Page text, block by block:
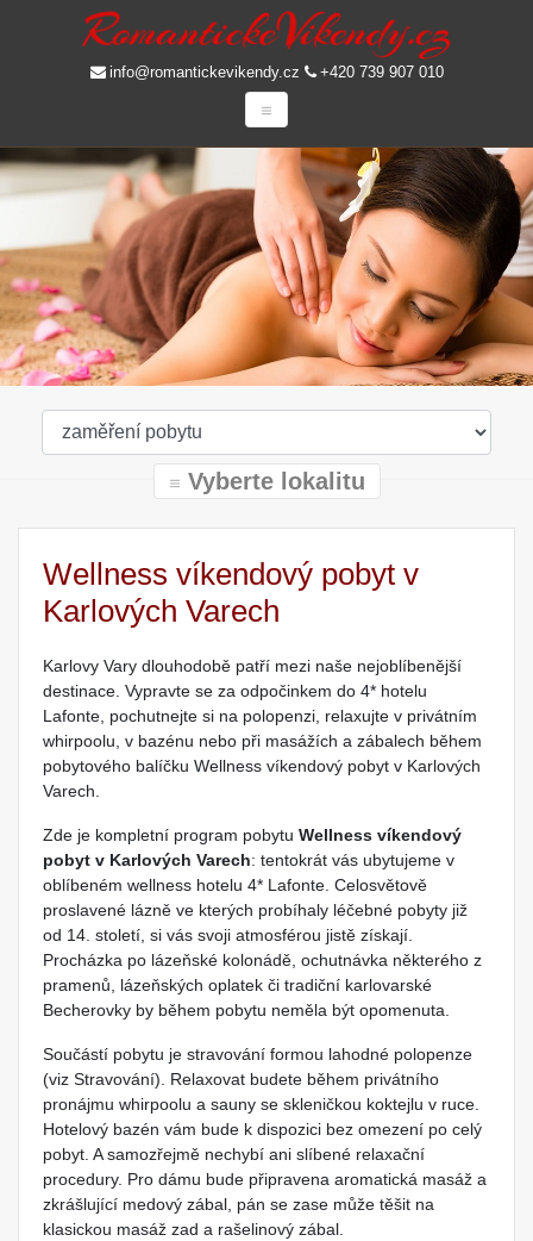
info@romantickevikendy.cz +420 739 907 010
Vyberte lokalitu
Wellness víkendový pobyt v
Karlových Varech
Karlovy Vary dlouhodobě patří mezi naše nejoblíbenější
destinace. Vypravte se za odpočinkem do 4* hotelu
Lafonte, pochutnejte si na polopenzi, relaxujte v privátním
whirpoolu, v bazénu nebo při masážích a zábalech během
pobytového balíčku Wellness víkendový pobyt v Karlových
Varech.
Zde je kompletní program pobytu Wellness víkendový
pobyt v Karlových Varech: tentokrát vás ubytujeme v
oblíbeném wellness hotelu 4* Lafonte. Celosvětově
proslavené lázně ve kterých probíhaly léčebné pobyty již
od 14. století, si vás svoji atmosférou jistě získají.
Procházka po lázeňské kolonádě, ochutnávka některého z
pramenů, lázeňských oplatek či tradiční karlovarské
Becherovky by během pobytu neměla být opomenuta.
Součástí pobytu je stravování formou lahodné polopenze
(viz Stravování). Relaxovat budete během privátního
pronájmu whirpoolu a sauny se skleničkou koktejlu v ruce.
Hotelový bazén vám bude k dispozici bez omezení po celý
pobyt. A samozřejmě nechybí ani slíbené relaxační
procedury. Pro dámu bude připravena aromatická masáž a
zkrášlující medový zábal, pán se zase může těšit na
klasickou masáž zad a rašelinový zábal.